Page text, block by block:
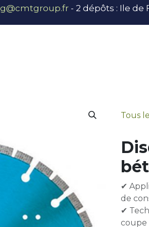
- 2 dépôts : Ile de
Tous
✔
de
✔
coupe